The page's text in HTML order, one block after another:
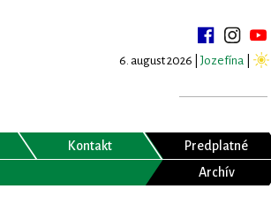
6. august 2026 | Jozefína
Kontakt
Predplatné
Archív